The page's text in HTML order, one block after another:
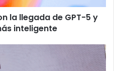
la llegada de GPT-5 y
inteligente